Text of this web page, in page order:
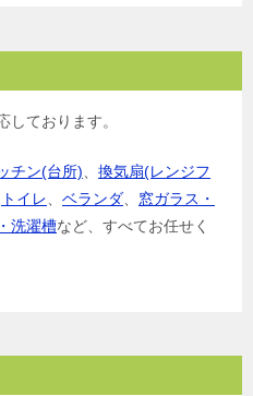
しております。
チン(台所)
換気扇(レンジフ
トイレ ベランダ
窓ガラス・
洗濯槽など、すべてお任せく